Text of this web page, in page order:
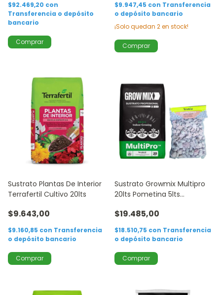
$92.469,20 con
Transferencia o depósito
bancario
$9.947,45 con Transferencia
o depósito bancario
¡Solo quedan 2en stock!
Sustrato Plantas De Interior
Terrafertil Cultivo 20lts
$9.643,00
$9.160,85 con Transferencia
o depósito bancario
Sustrato Growmix Multipro
20lts Pometina 5lts
$19.485,00
$18.510,75 con Transferencia
o depósito bancario